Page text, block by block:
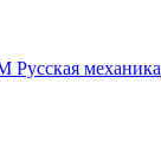
Русская механика